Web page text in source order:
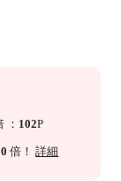
： 102P
倍！詳細